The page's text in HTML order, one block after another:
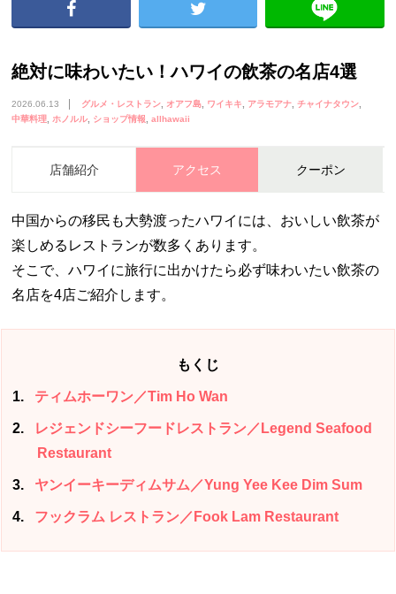
絶対に味わいたい！ハワイの飲茶の名店4選
2026.06.13 グルメ・レストラン オアフ島 ワイキキ アラモアナ チャイナタウン
中華料理 ホノルル ショップ情報 allhawaii
店舗紹介 アクセス クーポン
中国からの移民も大勢渡ったハワイには、おいしい飲茶が
楽しめるレストランが数多くあります。
そこで、ハワイに旅行に出かけたら必ず味わいたい飲茶の
名店を4店ご紹介します。
もくじ
1 ティムホーワン／Tim Ho Wan
2
レジェンドシーフードレストラン／Legend Seafood
Restaurant
3 ヤンイーキーディムサム／Yung Yee Kee Dim Sum
4 フックラム レストラン／Fook Lam Restaurant